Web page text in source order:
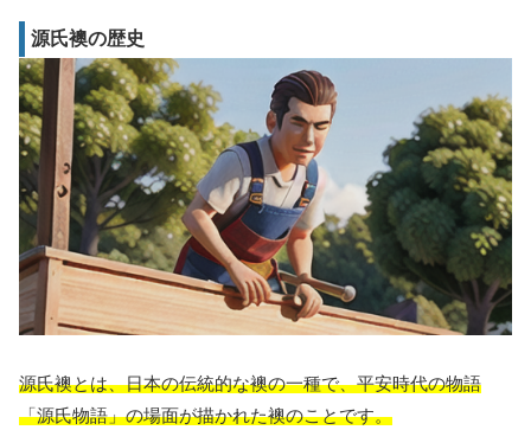
源氏襖の歴史
源氏襖とは、日本の伝統的な襖の一種で、平安時代の物語
「源氏物語」の場面が描かれた襖のことです。